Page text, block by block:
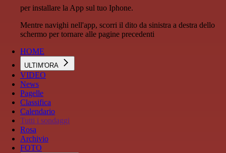
per installare la App sul tuo Iphone.
Mentre navighi nell'app, scorri il dito da sinistra a destra dello
schermo per tornare alle pagine precedenti
HOME
ULTIM'ORA
VIDEO
News
Pagelle
Classifica
Calendario
Tutti i sondaggi
Rosa
Archivio
FOTO